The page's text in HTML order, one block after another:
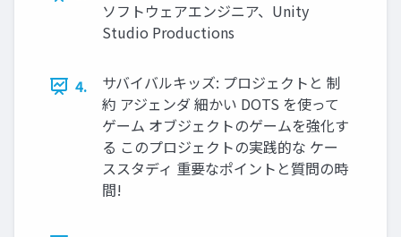
ソフトウェアエンジニア、Unity
Studio Productions
4.
サバイバルキッズ: プロジェクトと 制
約 アジェンダ 細かい DOTS を使って
ゲーム オブジェクトのゲームを強化す
る このプロジェクトの実践的な ケー
ススタディ 重要なポイントと質問の時
間!